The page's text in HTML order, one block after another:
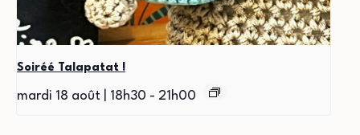
Soiréé Talapatat !
mardi 18 août | 18h30 - 21h00